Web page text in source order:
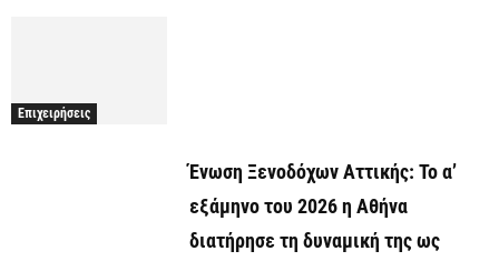
Επιχειρήσεις
Ένωση Ξενοδόχων Αττικής: Το α’
εξάμηνο του 2026 η Αθήνα
διατήρησε τη δυναμική της ως